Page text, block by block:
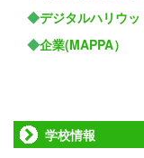
◆デジタルハリウ
◆企業(MAPPA）
学校情報